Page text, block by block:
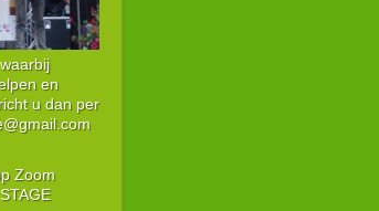
en
u dan per
Zoom